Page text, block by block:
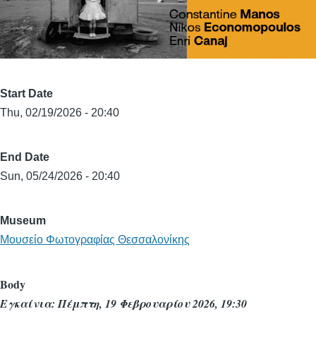
Start Date
Thu, 02/19/2026 - 20:40
End Date
Sun, 05/24/2026 - 20:40
Museum
Μουσείο Φωτογραφίας Θεσσαλονίκης
Body
Εγκαίνια: Πέμπτη, 19 Φεβρουαρίου 2026, 19:30